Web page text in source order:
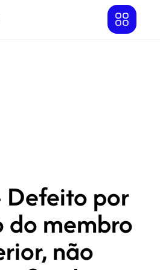
Defeito por
do membro
não